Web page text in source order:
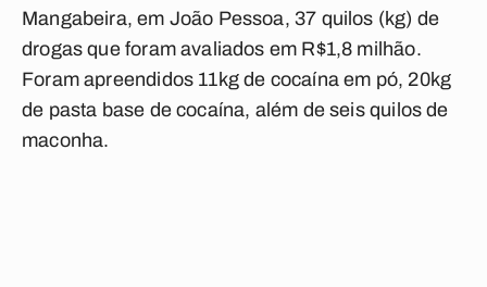
Mangabeira, em João Pessoa, 37 quilos (kg) de
drogas que foram avaliados em R$1,8 milhão.
Foram apreendidos 11kg de cocaína em pó, 20kg
de pasta base de cocaína, além de seis quilos de
maconha.